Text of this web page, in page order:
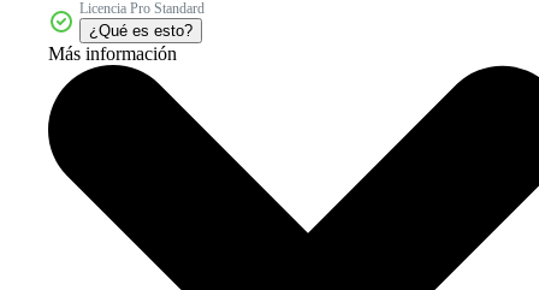
Licencia Pro Standard
¿Qué es esto?
Más información